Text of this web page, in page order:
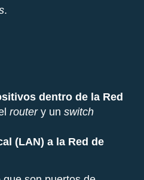
.
dentro de la Red
routery un switch
(LAN) a la Red de